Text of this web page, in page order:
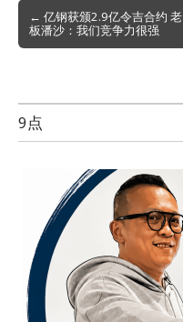
Post
navigation
← 亿钢获颁2.9亿令吉合约 老
板潘沙：我们竞争力很强
9点